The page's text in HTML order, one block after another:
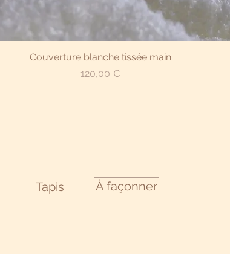
Aperçu rapide
Couverture blanche tissée main
Prix
120,00 €
À façonner
Tapis